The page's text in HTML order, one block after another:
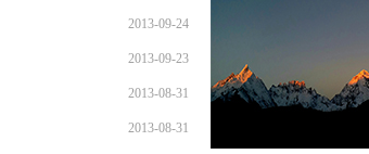
2013-09-24
2013-09-23
2013-08-31
2013-08-31